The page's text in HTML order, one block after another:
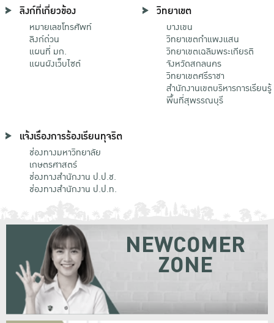
ลิงก์ที่เกี่ยวข้อง
หมายเลขโทรศัพท์
ลิงก์ด่วน
แผนที่ มก.
แผนผังเว็บไซต์
วิทยาเขต
บางเขน
วิทยาเขตกําแพงแสน
วิทยาเขตเฉลิมพระเกียรติ
จังหวัดสกลนคร
วิทยาเขตศรีราชา
สำนักงานเขตบริหารการเรียนรู้
พื้นที่สุพรรณบุรี
แจ้งเรื่องการร้องเรียนทุจริต
ช่องทางมหาวิทยาลัย
เกษตรศาสตร์
ช่องทางสำนักงาน ป.ป.ช.
ช่องทางสำนักงาน ป.ป.ท.
NEWCOMER
ZONE